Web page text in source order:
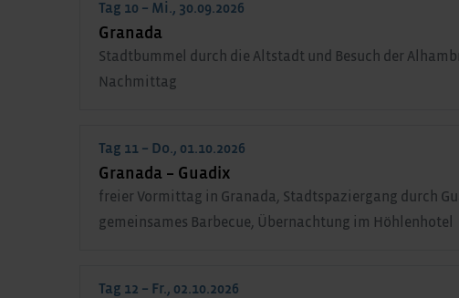
Tag 10 – Mi., 30.09.2026
Granada
Stadtbummel durch die Altstadt und Besuch der
Nachmittag
Tag 11 – Do., 01.10.2026
Granada – Guadix
freier Vormittag in Granada, Stadtspaziergang durch
gemeinsames Barbecue, Übernachtung im Höhlenhotel
Tag 12 – Fr., 02.10.2026